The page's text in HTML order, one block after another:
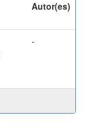
Autor(es)
-